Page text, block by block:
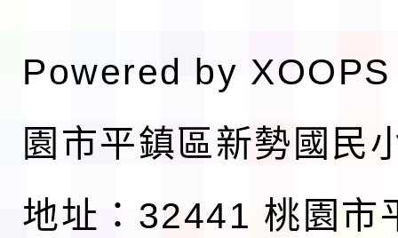
Powered by XOOPS
園市平鎮區新勢國民
地址：32441 桃園市